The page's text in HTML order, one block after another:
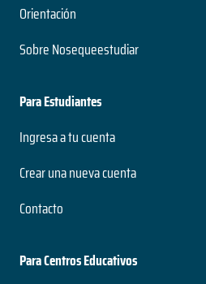
Orientación
Sobre Nosequeestudiar
Para Estudiantes
Ingresa a tu cuenta
Crear una nueva cuenta
Contacto
Para Centros Educativos